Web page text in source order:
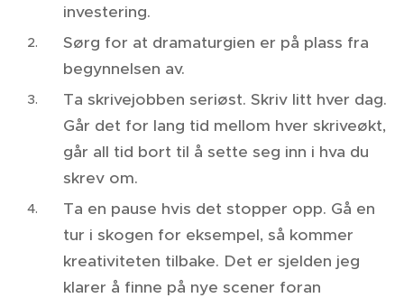
investering.
Sørg for at dramaturgien er på plass fra
begynnelsen av.
Ta skrivejobben seriøst. Skriv litt hver dag.
Går det for lang tid mellom hver skriveøkt,
går all tid bort til å sette seg inn i hva du
skrev om.
Ta en pause hvis det stopper opp. Gå en
tur i skogen for eksempel, så kommer
kreativiteten tilbake. Det er sjelden jeg
klarer å finne på nye scener foran